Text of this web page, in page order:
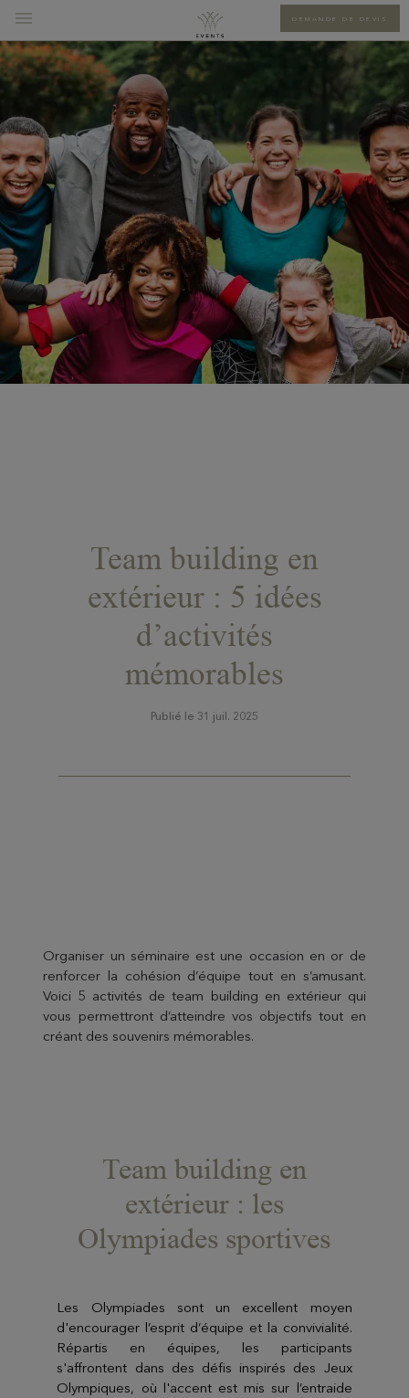
DEMANDE DE DEVIS
Team building en
extérieur : 5 idées
d’activités
mémorables
Publié le 31 juil. 2025
Organiser un séminaire est une occasion en or de
renforcer la cohésion d’équipe tout en s’amusant.
Voici 5 activités de team building en extérieur qui
vous permettront d’atteindre vos objectifs tout en
créant des souvenirs mémorables.
Team building en
extérieur : les
Olympiades sportives
Les Olympiades sont un excellent moyen
d'encourager l’esprit d’équipe et la convivialité.
Répartis en équipes, les participants
s'affrontent dans des défis inspirés des Jeux
Olympiques, où l'accent est mis sur l’entraide